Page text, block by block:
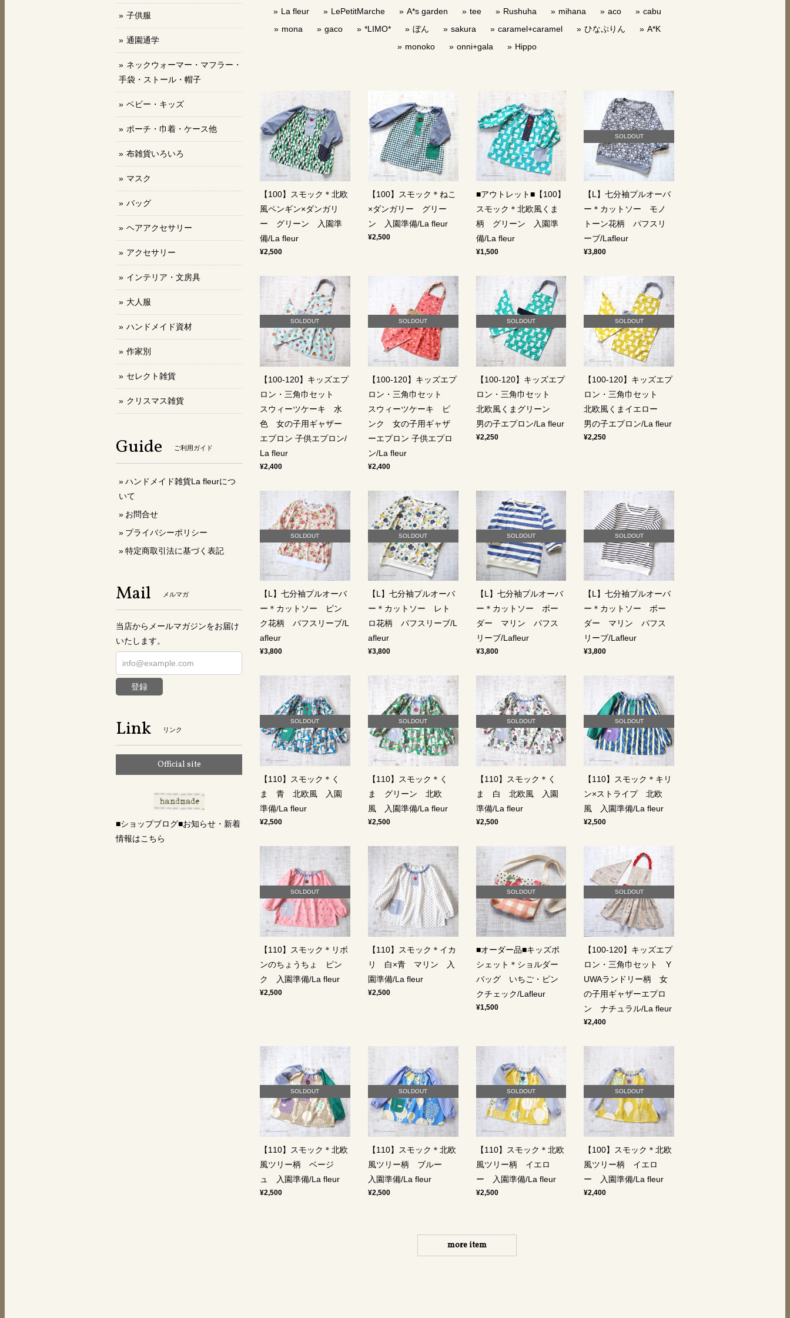
La fleur LePetitMarche A*s garden tee Rushuha mihana aco
cabu
mona
gaco *LIMO* ぼん sakura caramel+caramel ひなぷりん
A*K
monoko
onni+gala Hippo
【100】スモック＊北欧
風ペンギン×ダンガリ
ー グリーン 入園準
備/La fleur
¥2,500
【100】スモック＊ねこ
×ダンガリー グリー
ン 入園準備/La fleur
¥2,500
■アウトレット■【100】
スモック＊北欧風くま
柄 グリーン 入園準
備/La fleur
¥1,500
SOLDOUT
【L】七分袖プルオーバ
ー＊カットソー モノ
トーン花柄 パフスリ
ーブ/Lafleur
¥3,800
SOLDOUT
【100-120】キッズエプ
ロン・三角巾セット
スウィーツケーキ 水
色 女の子用ギャザー
エプロン 子供エプロン/
La fleur
¥2,400
SOLDOUT
【100-120】キッズエプ
ロン・三角巾セット
スウィーツケーキ ピ
ンク 女の子用ギャザ
ーエプロン 子供エプロ
ン/La fleur
¥2,400
SOLDOUT
【100-120】キッズエプ
ロン・三角巾セット
北欧風くまグリーン
男の子エプロン/La fleur
¥2,250
SOLDOUT
【100-120】キッズエプ
ロン・三角巾セット
北欧風くまイエロー
男の子エプロン/La fleur
¥2,250
SOLDOUT
【L】七分袖プルオーバ
ー＊カットソー ピン
ク花柄 パフスリーブ/L
afleur
¥3,800
SOLDOUT
【L】七分袖プルオーバ
ー＊カットソー レト
ロ花柄 パフスリーブ/L
afleur
¥3,800
SOLDOUT
【L】七分袖プルオーバ
ー＊カットソー ボー
ダー マリン パフス
リーブ/Lafleur
¥3,800
SOLDOUT
【L】七分袖プルオーバ
ー＊カットソー ボー
ダー マリン パフス
リーブ/Lafleur
¥3,800
SOLDOUT
【110】スモック＊く
ま 青 北欧風 入園
準備/La fleur
¥2,500
SOLDOUT
【110】スモック＊く
ま グリーン 北欧
風 入園準備/La fleur
¥2,500
SOLDOUT
【110】スモック＊く
ま 白 北欧風 入園
準備/La fleur
¥2,500
SOLDOUT
【110】スモック＊キリ
ン×ストライプ 北欧
風 入園準備/La fleur
¥2,500
SOLDOUT
【110】スモック＊リボ
ンのちょうちょ ピン
ク 入園準備/La fleur
¥2,500
【110】スモック＊イカ
リ 白×青 マリン 入
園準備/La fleur
¥2,500
SOLDOUT
■オーダー品■キッズポ
シェット＊ショルダー
バッグ いちご・ピン
クチェック/Lafleur
¥1,500
SOLDOUT
【100-120】キッズエプ
ロン・三角巾セット Y
UWAランドリー柄 女
の子用ギャザーエプロ
ン ナチュラル/La fleur
¥2,400
SOLDOUT
【110】スモック＊北欧
風ツリー柄 ベージ
ュ 入園準備/La fleur
¥2,500
SOLDOUT
【110】スモック＊北欧
風ツリー柄 ブルー
入園準備/La fleur
¥2,500
SOLDOUT
【110】スモック＊北欧
風ツリー柄 イエロ
ー 入園準備/La fleur
¥2,500
SOLDOUT
【100】スモック＊北欧
風ツリー柄 イエロ
ー 入園準備/La fleur
¥2,400
more item
子供服
通園通学
ネックウォーマー・マフラー・
手袋・ストール・帽子
ベビー・キッズ
ポーチ・巾着・ケース他
布雑貨いろいろ
マスク
バッグ
ヘアアクセサリー
アクセサリー
インテリア・文房具
大人服
ハンドメイド資材
作家別
セレクト雑貨
クリスマス雑貨
Guide ご利用ガイド
ハンドメイド雑貨La fleurにつ
いて
お問合せ
プライバシーポリシー
特定商取引法に基づく表記
Mail メルマガ
当店からメールマガジンをお届け
いたします。
登録
Link リンク
Official site
■ショップブログ■お知らせ・新着
情報はこちら